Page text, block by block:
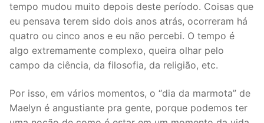
tempo mudou muito depois deste período. Coisas que
eu pensava terem sido dois anos atrás, ocorreram há
quatro ou cinco anos e eu não percebi. O tempo é
algo extremamente complexo, queira olhar pelo
campo da ciência, da filosofia, da religião, etc.
Por isso, em vários momentos, o “dia da marmota” de
Maelyn é angustiante pra gente, porque podemos ter